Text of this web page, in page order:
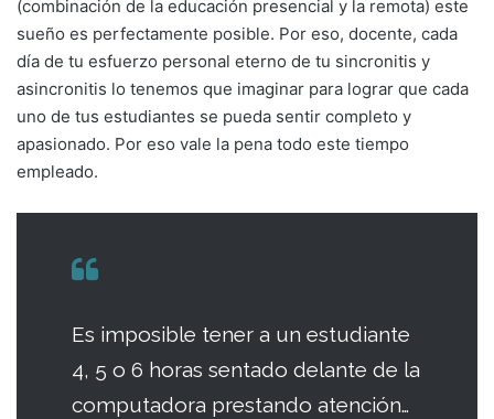
(combinación de la educación presencial y la remota) este
sueño es perfectamente posible. Por eso, docente, cada
día de tu esfuerzo personal eterno de tu sincronitis y
asincronitis lo tenemos que imaginar para lograr que cada
uno de tus estudiantes se pueda sentir completo y
apasionado. Por eso vale la pena todo este tiempo
empleado.
Es imposible tener a un estudiante
4, 5 o 6 horas sentado delante de la
computadora prestando atención…